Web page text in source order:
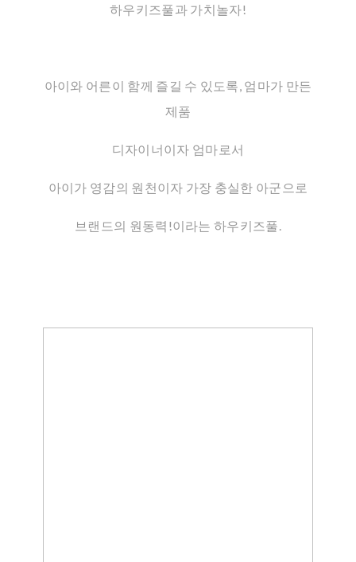
하우키즈풀과 가치놀자!
아이와 어른이 함께 즐길 수 있도록, 엄마가 만든
제품
디자이너이자 엄마로서
아이가 영감의 원천이자 가장 충실한 아군으로
브랜드의 원동력!이라는 하우키즈풀.